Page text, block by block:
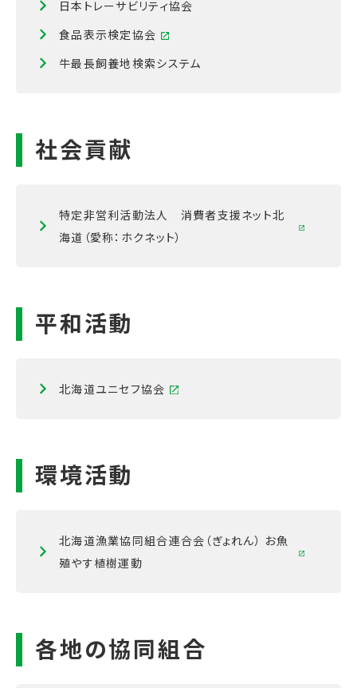
日本トレーサビリティ協会
食品表示検定協会
牛最長飼養地検索システム
特定非営利活動法人 消費者支援ネット北
海道（愛称：ホクネット）
北海道ユニセフ協会
北海道漁業協同組合連合会（ぎょれん） お魚
殖やす植樹運動